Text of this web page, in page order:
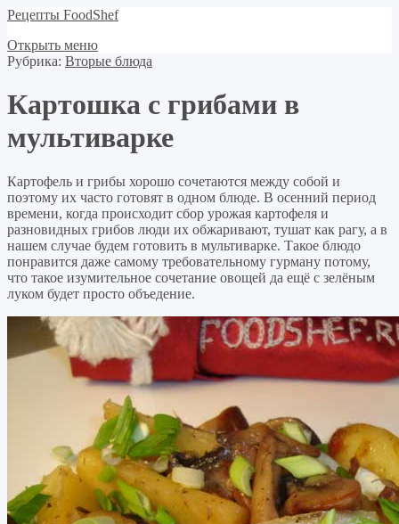
Рецепты FoodShef
Открыть меню
Рубрика: Вторые блюда
Картошка с грибами в
мультиварке
Картофель и грибы хорошо сочетаются между собой и
поэтому их часто готовят в одном блюде. В осенний период
времени, когда происходит сбор урожая картофеля и
разновидных грибов люди их обжаривают, тушат как рагу, а в
нашем случае будем готовить в мультиварке. Такое блюдо
понравится даже самому требовательному гурману потому,
что такое изумительное сочетание овощей да ещё с зелёным
луком будет просто объедение.